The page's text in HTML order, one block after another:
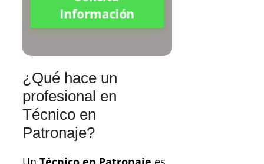
Información
¿Qué hace un
profesional en
Técnico en
Patronaje?